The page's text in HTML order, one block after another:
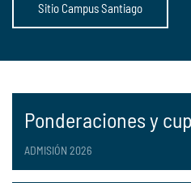
Sitio Campus Santiago
Ponderaciones y
ADMISIÓN 2026